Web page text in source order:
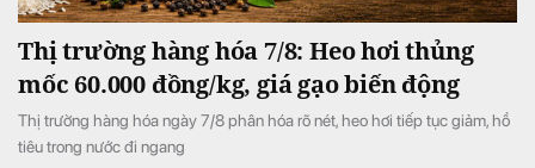
Thị trường hàng hóa 7/8: Heo hơi thủng
mốc 60.000 đồng/kg, giá gạo biến động
Thị trường hàng hóa ngày 7/8 phân hóa rõ nét, heo hơi tiếp tục giảm, hồ
tiêu trong nước đi ngang